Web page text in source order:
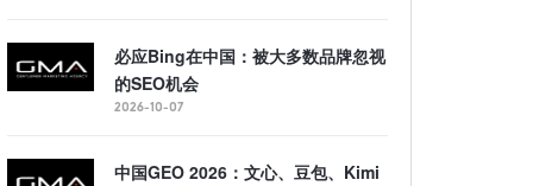
必应Bing在中国：被大多数品牌忽视
的SEO机会
2026-10-07
中国GEO 2026：文心、豆包、Kimi